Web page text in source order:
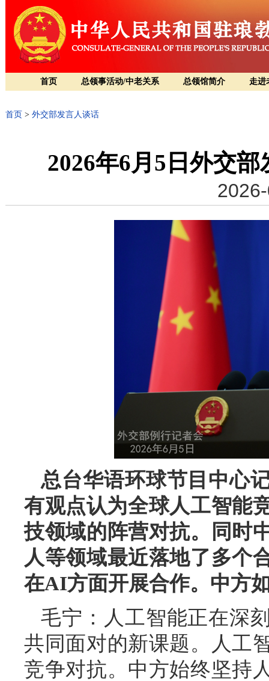
首页 总领事活动/中老关系 总领馆简介 走进
首页 > 外交部发言人谈话
2026年6月5日外交
总台华语环球节目中心
有观点认为全球人工智能
技领域的阵营对抗。同时
人等领域最近落地了多个
在AI方面开展合作。中方
毛宁：人工智能正在深
共同面对的新课题。人工
竞争对抗。中方始终坚持